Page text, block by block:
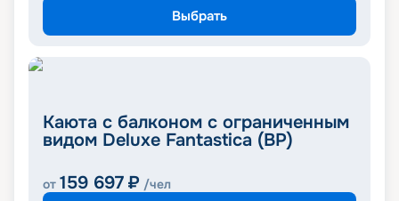
Выбрать
Каюта с балконом с ограниченным
видом Deluxe Fantastica (BP)
от 159 697 ₽ /чел